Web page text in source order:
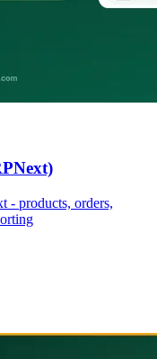
- products, orders,